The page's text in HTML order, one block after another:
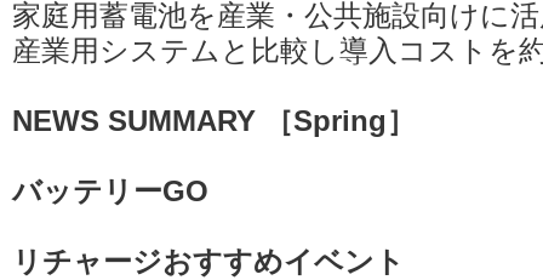
家庭用蓄電池を産業・公共施設向けに
産業用システムと比較し導入コストを
NEWS SUMMARY ［Spring］
バッテリーGO
リチャージおすすめイベント